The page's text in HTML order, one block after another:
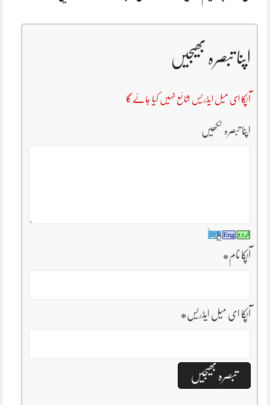
اپنا تبصرہ بھیجیں
آپکا ای میل ایڈریس شائع نہیں کیا جائے گا
اپنا تبصرہ لکھیں
آپکا نام*
آپکا ای میل ایڈریس*